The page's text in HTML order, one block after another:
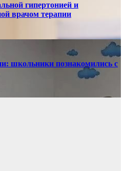
гипертонией и
врачом терапии
школьники познакомились с